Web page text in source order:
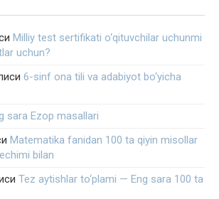
Milliy test sertifikati o‘qituvchilar uchunmi
uchun?
6-sinf ona tili va adabiyot bo‘yicha
sara Ezop masallari
Matematika fanidan 100 ta qiyin misollar
bilan
Tez aytishlar to‘plami — Eng sara 100 ta